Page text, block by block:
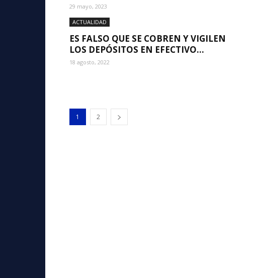
29 mayo, 2023
ACTUALIDAD
ES FALSO QUE SE COBREN Y VIGILEN
LOS DEPÓSITOS EN EFECTIVO...
18 agosto, 2022
1 2